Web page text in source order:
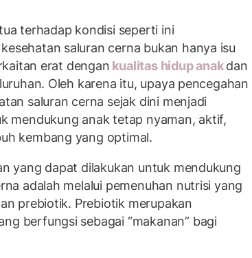
terhadap kondisi seperti ini
saluran cerna bukan hanya isu
erat dengan kualitas hidup anakdan
Oleh karena itu, upaya pencegahan
saluran cerna sejak dini menjadi
mendukung anak tetap nyaman, aktif,
kembang yang optimal.
yang dapat dilakukan untuk mendukung
adalah melalui pemenuhan nutrisi yang
prebiotik. Prebiotik merupakan
berfungsi sebagai “makanan” bagi